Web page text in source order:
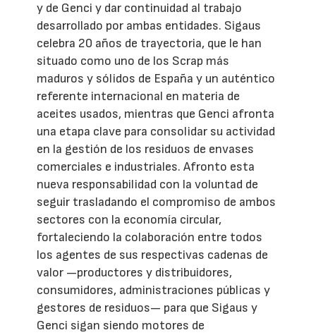
y de Genci y dar continuidad al trabajo
desarrollado por ambas entidades. Sigaus
celebra 20 años de trayectoria, que le han
situado como uno de los Scrap más
maduros y sólidos de España y un auténtico
referente internacional en materia de
aceites usados, mientras que Genci afronta
una etapa clave para consolidar su actividad
en la gestión de los residuos de envases
comerciales e industriales. Afronto esta
nueva responsabilidad con la voluntad de
seguir trasladando el compromiso de ambos
sectores con la economía circular,
fortaleciendo la colaboración entre todos
los agentes de sus respectivas cadenas de
valor —productores y distribuidores,
consumidores, administraciones públicas y
gestores de residuos— para que Sigaus y
Genci sigan siendo motores de